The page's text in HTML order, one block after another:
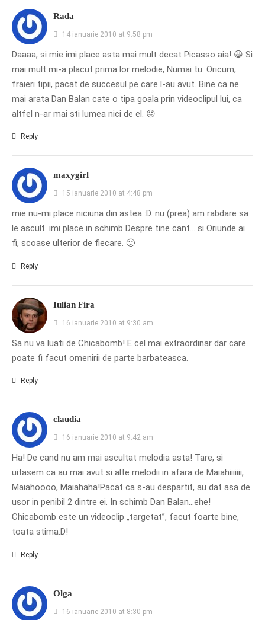
Rada
14 ianuarie 2010 at 9:58 pm
Daaaa, si mie imi place asta mai mult decat Picasso aia! 😀 Si
mai mult mi-a placut prima lor melodie, Numai tu. Oricum,
fraieri tipii, pacat de succesul pe care l-au avut. Bine ca ne
mai arata Dan Balan cate o tipa goala prin videoclipul lui, ca
altfel n-ar mai sti lumea nici de el. 😛
Reply
maxygirl
15 ianuarie 2010 at 4:48 pm
mie nu-mi place niciuna din astea :D. nu (prea) am rabdare sa
le ascult. imi place in schimb Despre tine cant… si Oriunde ai
fi, scoase ulterior de fiecare. 🙂
Reply
Iulian Fira
16 ianuarie 2010 at 9:30 am
Sa nu va luati de Chicabomb! E cel mai extraordinar dar care
poate fi facut omenirii de parte barbateasca.
Reply
claudia
16 ianuarie 2010 at 9:42 am
Ha! De cand nu am mai ascultat melodia asta! Tare, si
uitasem ca au mai avut si alte melodii in afara de Maiahiiiiiii,
Maiahoooo, Maiahaha!Pacat ca s-au despartit, au dat asa de
usor in penibil 2 dintre ei. In schimb Dan Balan…ehe!
Chicabomb este un videoclip „targetat”, facut foarte bine,
toata stima:D!
Reply
Olga
16 ianuarie 2010 at 8:30 pm